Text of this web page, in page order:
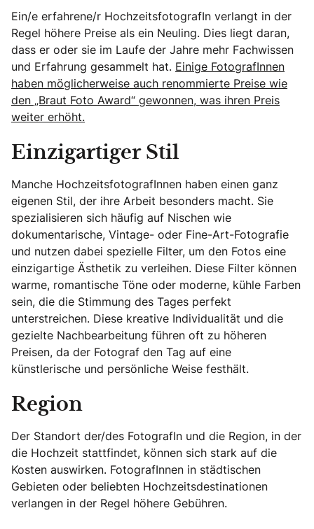
Ein/e erfahrene/r HochzeitsfotografIn verlangt in der
Regel höhere Preise als ein Neuling. Dies liegt daran,
dass er oder sie im Laufe der Jahre mehr Fachwissen
und Erfahrung gesammelt hat. Einige FotografInnen
haben möglicherweise auch renommierte Preise wie
den „Braut Foto Award“ gewonnen, was ihren Preis
weiter erhöht.
Einzigartiger Stil
Manche HochzeitsfotografInnen haben einen ganz
eigenen Stil, der ihre Arbeit besonders macht. Sie
spezialisieren sich häufig auf Nischen wie
dokumentarische, Vintage- oder Fine-Art-Fotografie
und nutzen dabei spezielle Filter, um den Fotos eine
einzigartige Ästhetik zu verleihen. Diese Filter können
warme, romantische Töne oder moderne, kühle Farben
sein, die die Stimmung des Tages perfekt
unterstreichen. Diese kreative Individualität und die
gezielte Nachbearbeitung führen oft zu höheren
Preisen, da der Fotograf den Tag auf eine
künstlerische und persönliche Weise festhält.
Region
Der Standort der/des FotografIn und die Region, in der
die Hochzeit stattfindet, können sich stark auf die
Kosten auswirken. FotografInnen in städtischen
Gebieten oder beliebten Hochzeitsdestinationen
verlangen in der Regel höhere Gebühren.